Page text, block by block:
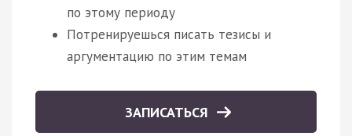
по этому периоду
Потренируешься писать тезисы и
аргументацию по этим темам
ЗАПИСАТЬСЯ